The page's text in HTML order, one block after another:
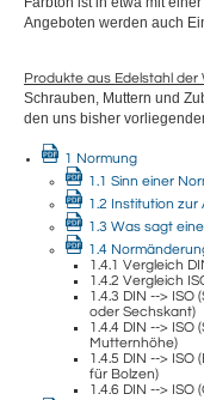
Angeboten werden auch
Produkte aus Edelstahl
Schrauben, Muttern und
den uns bisher
1 Normung
1.1 Sinn einer
1.2 Institution zur
1.3 Was sagt
1.4
1.4.1 Vergleich
1.4.2 Vergleich
1.4.3 DIN -->
oder Sechskant)
1.4.4 DIN -->
Mutternhöhe)
1.4.5 DIN -->
für Bolzen)
1.4.6 DIN -->